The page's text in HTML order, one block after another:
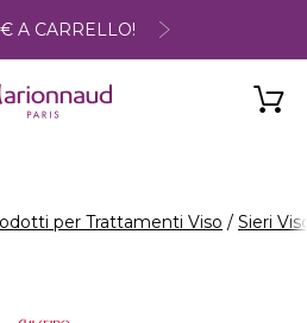
A CARRELLO!
per Trattamenti Viso Sieri